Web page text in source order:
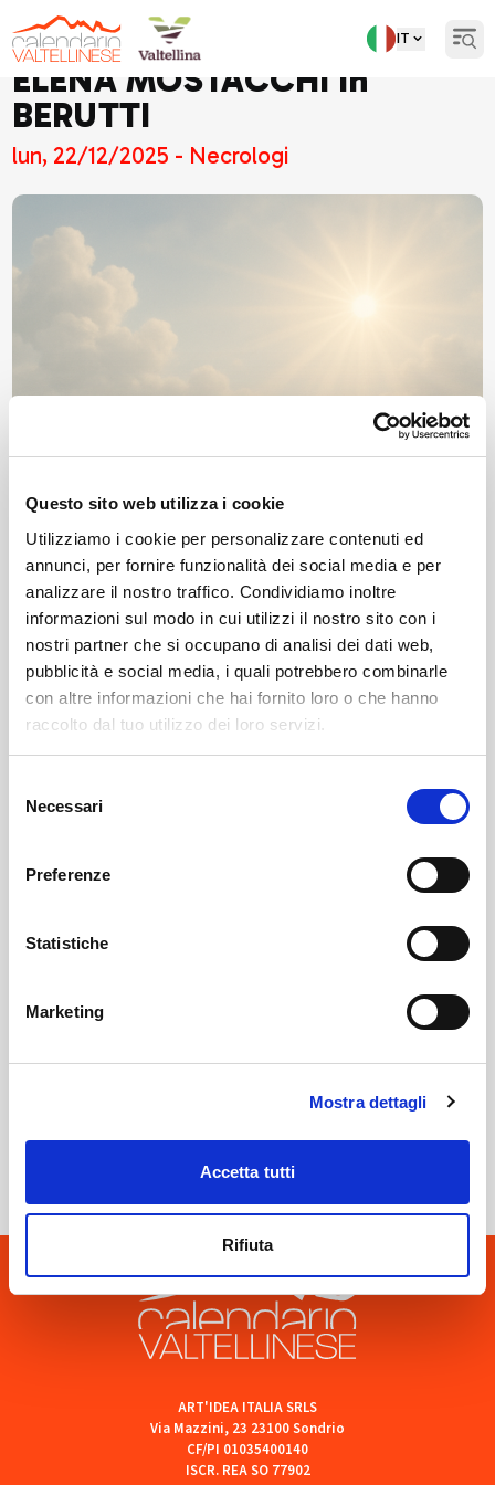
Questo sito web utilizza i cookie
Utilizziamo i cookie per personalizzare contenuti ed
annunci, per fornire funzionalità dei social media e per
analizzare il nostro traffico. Condividiamo inoltre
informazioni sul modo in cui utilizzi il nostro sito con i
nostri partner che si occupano di analisi dei dati web,
pubblicità e social media, i quali potrebbero combinarle
con altre informazioni che hai fornito loro o che hanno
raccolto dal tuo utilizzo dei loro servizi.
delNecessari
Preferenze
Statistiche
Marketing
Mostra dettagli
Accetta tutti
Rifiuta
IT
ELENA MOSTACCHI in
BERUTTI
lun, 22/12/2025 - Necrologi
Leggi qui il necrologio:
mostacchi-in-berutti/
Albosaggia Necrologi
SOF Società Onoranze Funebri
ART'IDEA ITALIA SRLS
Via Mazzini, 23 23100 Sondrio
CF/PI 01035400140
ISCR. REA SO 77902